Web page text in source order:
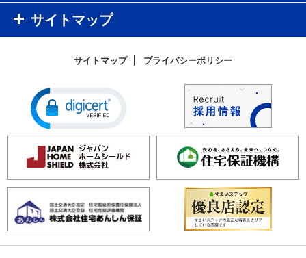
サイトマップ
サイトマップ プライバシーポリシー